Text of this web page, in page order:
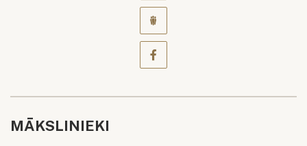
MĀKSLINIEKI